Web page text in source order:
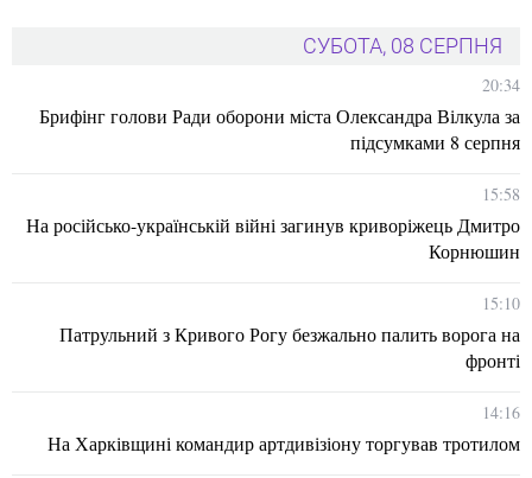
СУБОТА, 08 СЕРПНЯ
20:34
Брифінг голови Ради оборони міста Олександра Вілкула за
підсумками 8 серпня
15:58
На російсько-українській війні загинув криворіжець Дмитро
Корнюшин
15:10
Патрульний з Кривого Рогу безжально палить ворога на
фронті
14:16
На Харківщині командир артдивізіону торгував тротилом